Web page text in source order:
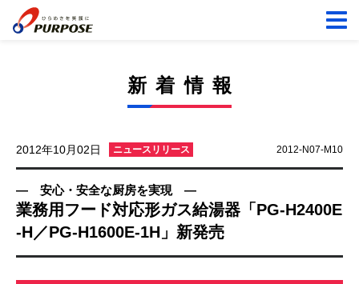
新着情報
2012年10月02日 ニュースリリース 2012-N07-M10
― 安心・安全な厨房を実現 ―
業務用フード対応形ガス給湯器「PG-H2400E
-H／PG-H1600E-1H」新発売